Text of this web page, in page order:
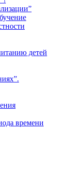
детей
времени